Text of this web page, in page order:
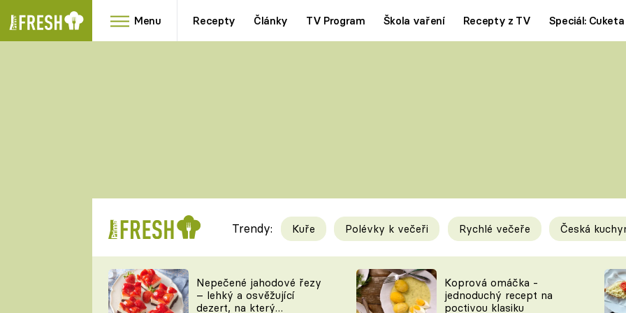
Menu Recepty Články TV Program Škola vaření Recepty z TV Speciál: Cuketa
RYCHLOVKY
Videorecepty
TEĎ VAŘÍ ŠÉF!
Tipy a triky
KAM ZA JÍDLEM
Trendy: Kuře Polévky k večeři Rychlé večeře Česká
Nepečené jahodové řezy
– lehký a osvěžující
dezert, na který
Koprová omáčka -
jednoduchý recept na
poctivou klasiku